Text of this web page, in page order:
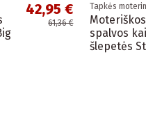
42,95 €
61,36 €
Tapkės
spalvos
šlepetės